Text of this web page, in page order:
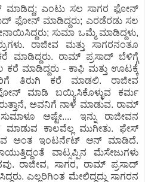
ಎಂಟು ಸಲ ಸಾಗರ ಫೋನ್
ಫೋನ್ ಮಾಡಿದ್ದರು; ಎರಡೆರಡು ಸಲ
ಸುಮಾ ಒಮ್ಮೆ ಮಾಡಿದ್ದಳು,
ರಾಜೀವ ಮತ್ತು ಸಾಗರನಂತೂ
ರಾಮ್ ಪ್ರಸಾದ್ ಬೆಳಿಗ್ಗೆ
ಕರೆ ಮಾಡಿದ್ದರು - ಕಾಫಿ ಮತ್ತು ಊಟಕ್ಕೆ
ತಿರುಗಿ ಕರೆ ಮಾಡಲಿ. ರಾಜೀವ
ಫೋನ್ ಮಾಡಿ ಬಯ್ಯಿಸಿಕೊಳ್ಳುವ ಕರ್ಮ
ಅವನಿಗೆ ನಾಳೆ ಮಾಡುವ. ರಾಮ್
ಅಷ್ಟೇ.... ಇನ್ನು ರಾಜೀವನ
ಕಾಲವೆಲ್ಲ ಮುಗೀತು. ಫೇಸ್
ಅಂತ ಇಂಟರ್ನೆಟ್ ಆನ್ ಮಾಡಿದೆ.
ವಾಟ್ಸಪ್ಪಿನ ಮೆಸೇಜುಗಳು
ರಾಜೀವ, ಸಾಗರ, ರಾಮ್ ಪ್ರಸಾದ್
ಎಲ್ಲರಿಗಿಂತ ಮೇಲಿದ್ದದ್ದು ಸಾಗರನ